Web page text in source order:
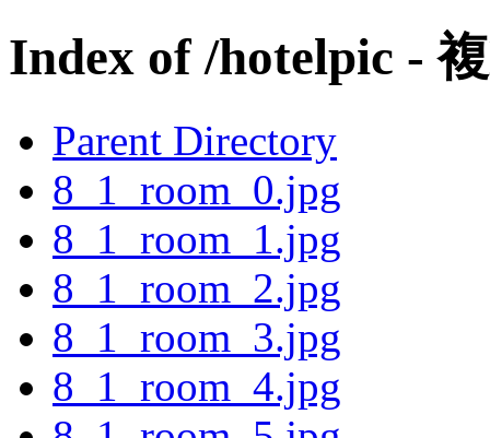
Index of /hotelpic -
Parent Directory
8_1_room_0.jpg
8_1_room_1.jpg
8_1_room_2.jpg
8_1_room_3.jpg
8_1_room_4.jpg